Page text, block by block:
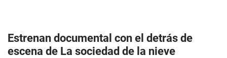
Estrenan documental con el detrás de
escena de La sociedad de la nieve